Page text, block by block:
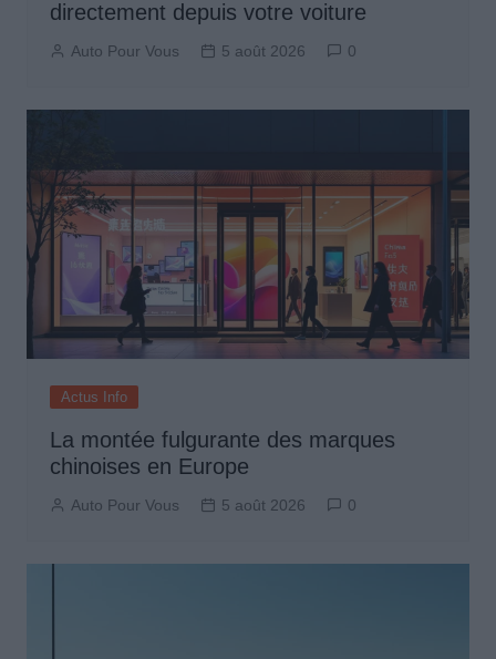
directement depuis votre voiture
Auto Pour Vous 5 août 2026 0
Actus Info
La montée fulgurante des marques
chinoises en Europe
Auto Pour Vous 5 août 2026 0